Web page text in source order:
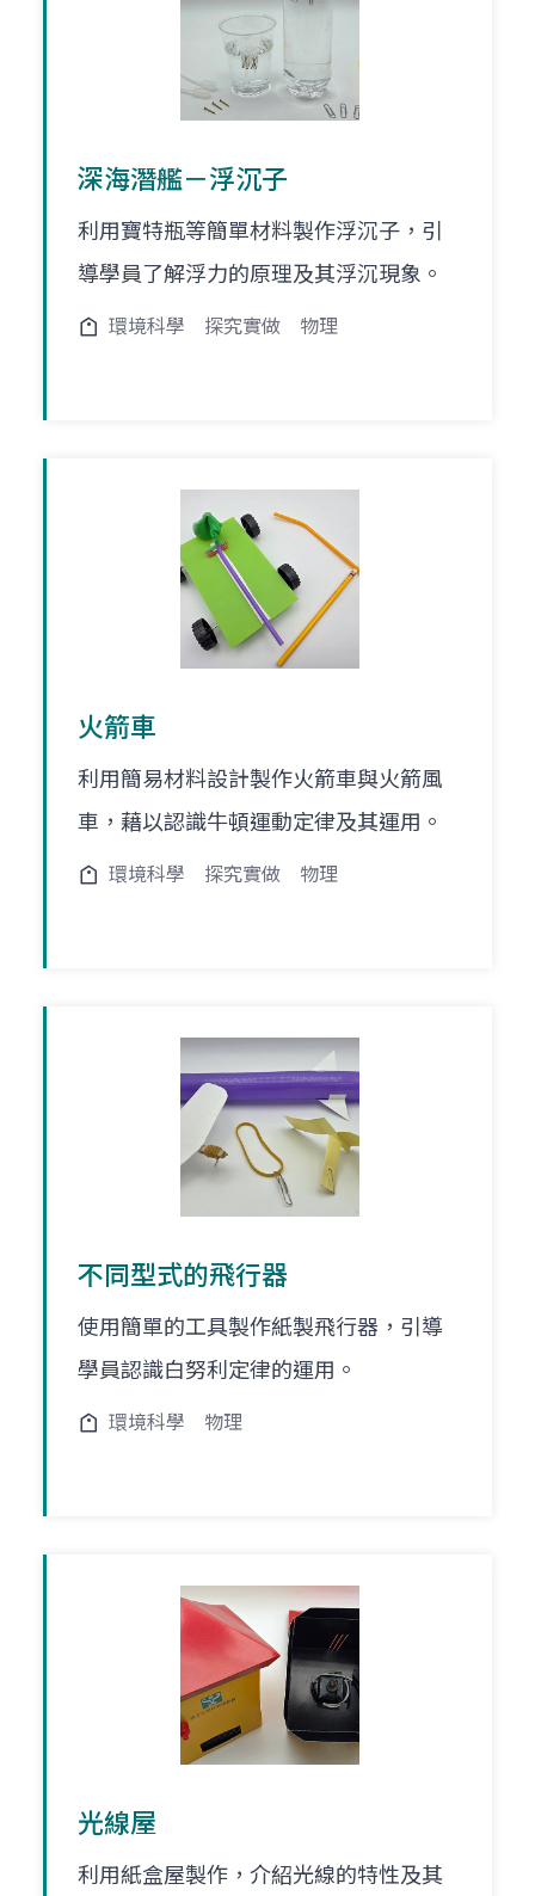
深海潛艦－浮沉子
利用寶特瓶等簡單材料製作浮沉子，引
導學員了解浮力的原理及其浮沉現象。
環境科學 探究實做 物理
火箭車
利用簡易材料設計製作火箭車與火箭風
車，藉以認識牛頓運動定律及其運用。
環境科學 探究實做 物理
不同型式的飛行器
使用簡單的工具製作紙製飛行器，引導
學員認識白努利定律的運用。
環境科學 物理
光線屋
利用紙盒屋製作，介紹光線的特性及其